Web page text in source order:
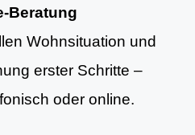
Beratung
Wohnsituation und
erster Schritte –
oder online.